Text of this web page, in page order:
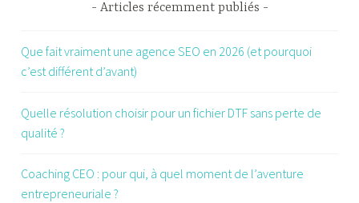
Articles récemment publiés
Que fait vraiment une agence SEO en 2026 (et pourquoi
c’est différent d’avant)
Quelle résolution choisir pour un fichier DTF sans perte de
qualité ?
Coaching CEO : pour qui, à quel moment de l’aventure
entrepreneuriale ?